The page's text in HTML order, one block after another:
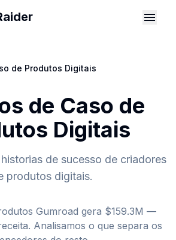
de Produtos Digitais
de Caso de
Digitais
de sucesso de criadores
produtos digitais.
Gumroad gera $159.3M —
Analisamos o que separa os